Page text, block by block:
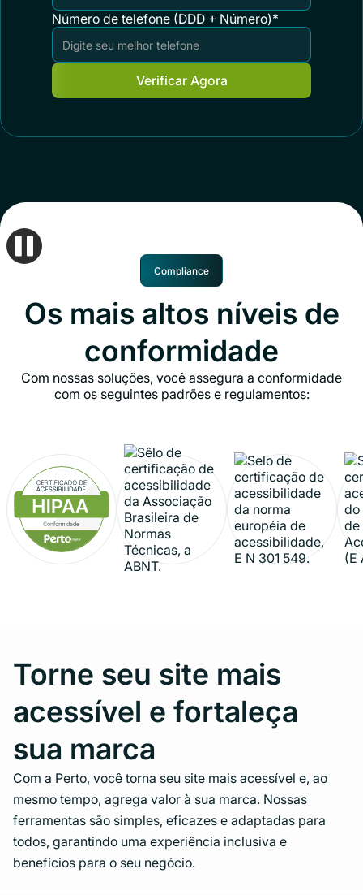
Número de telefone (DDD + Número)*
Compliance
Os mais altos níveis de
conformidade
Com nossas soluções, você assegura a conformidade
com os seguintes padrões e regulamentos:
Torne seu site mais
acessível e fortaleça
sua marca
Com a Perto, você torna seu site mais acessível e, ao
mesmo tempo, agrega valor à sua marca. Nossas
ferramentas são simples, eficazes e adaptadas para
todos, garantindo uma experiência inclusiva e
benefícios para o seu negócio.